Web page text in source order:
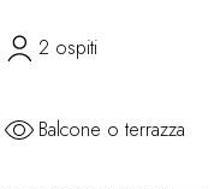
2 ospiti
Balcone o terrazza